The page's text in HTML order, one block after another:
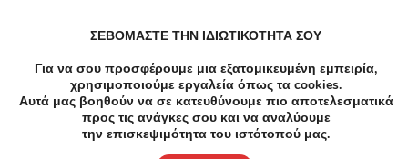
Εκπτωτικοί κωδικοί κουπονιών
All About Beauty Κουπόνια, Προσφορές, Εκπτώσεις,
Εκπτωτικοί κωδικοί κουπονιών
ΣΕΒΟΜΑΣΤΕ ΤΗΝ ΙΔΙΩΤΙΚΟΤΗΤΑ ΣΟΥ
Για να σου προσφέρουμε μια εξατομικευμένη εμπειρία,
χρησιμοποιούμε εργαλεία όπως τα cookies.
Αυτά μας βοηθούν να σε κατευθύνουμε πιο αποτελεσματικά
προς τις ανάγκες σου και να αναλύουμε
την επισκεψιμότητα του ιστότοπού μας.